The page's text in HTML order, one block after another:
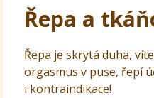
Řepa a
Řepa je skrytá duha,
orgasmus v puse, řepí
i kontraindikace!